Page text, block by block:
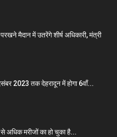
मैदान में उतरेंगे शीर्ष अधिकारी, मंत्री
2023 तक देहरादून में होगा 6वाँ...
अधिक मरीजों का हो चुका है...